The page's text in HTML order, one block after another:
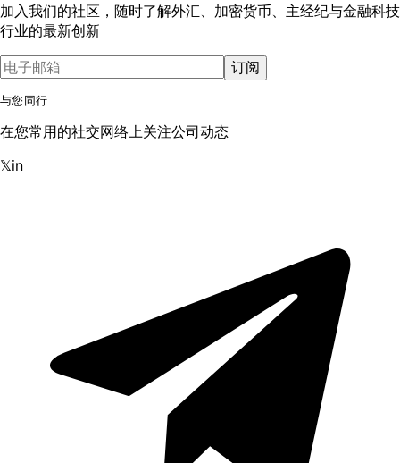
加入我们的社区，随时了解外汇、加密货币、主经纪与金融科技
行业的最新创新
订阅
与您同行
在您常用的社交网络上关注公司动态
𝕏in